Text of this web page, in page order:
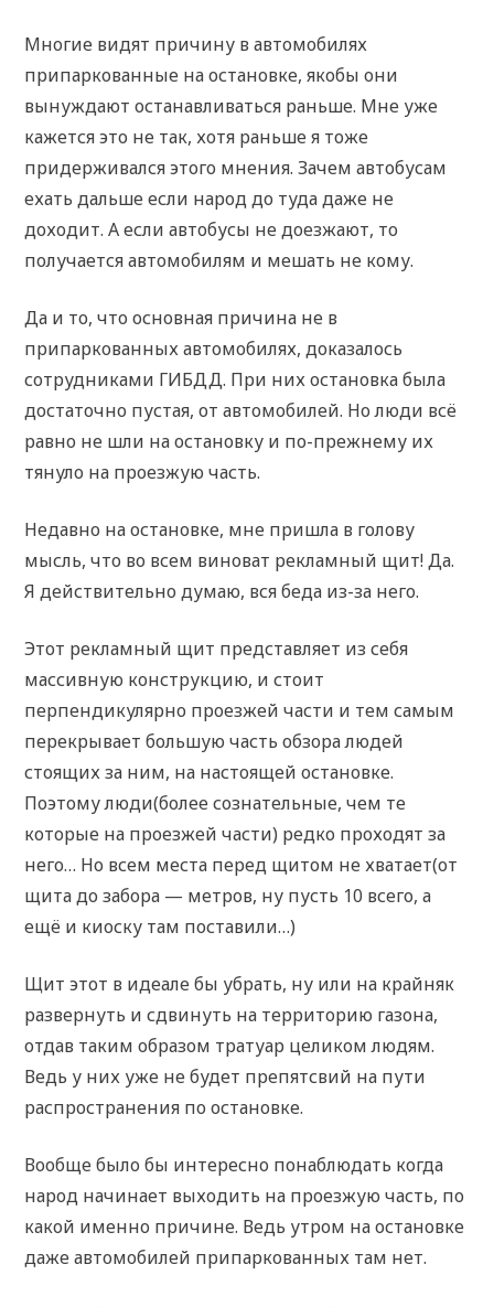
Многие видят причину в автомобилях
припаркованные на остановке, якобы они
вынуждают останавливаться раньше. Мне уже
кажется это не так, хотя раньше я тоже
придерживался этого мнения. Зачем автобусам
ехать дальше если народ до туда даже не
доходит. А если автобусы не доезжают, то
получается автомобилям и мешать не кому.
Да и то, что основная причина не в
припаркованных автомобилях, доказалось
сотрудниками ГИБДД. При них остановка была
достаточно пустая, от автомобилей. Но люди всё
равно не шли на остановку и по-прежнему их
тянуло на проезжую часть.
Недавно на остановке, мне пришла в голову
мысль, что во всем виноват рекламный щит! Да.
Я действительно думаю, вся беда из-за него.
Этот рекламный щит представляет из себя
массивную конструкцию, и стоит
перпендикулярно проезжей части и тем самым
перекрывает большую часть обзора людей
стоящих за ним, на настоящей остановке.
Поэтому люди(более сознательные, чем те
которые на проезжей части) редко проходят за
него… Но всем места перед щитом не хватает(от
щита до забора — метров, ну пусть 10 всего, а
ещё и киоску там поставили…)
Щит этот в идеале бы убрать, ну или на крайняк
развернуть и сдвинуть на территорию газона,
отдав таким образом тратуар целиком людям.
Ведь у них уже не будет препятсвий на пути
распространения по остановке.
Вообще было бы интересно понаблюдать когда
народ начинает выходить на проезжую часть, по
какой именно причине. Ведь утром на остановке
даже автомобилей припаркованных там нет.